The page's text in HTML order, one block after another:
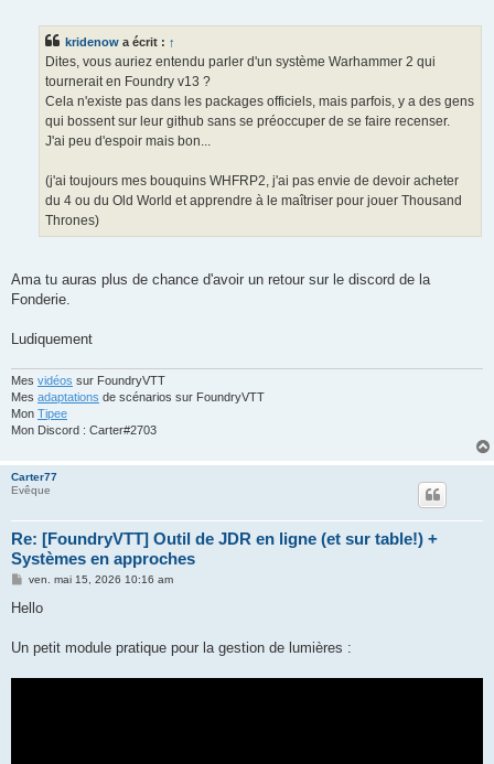
kridenow a écrit : ↑
Dites, vous auriez entendu parler d'un système Warhammer 2 qui
tournerait en Foundry v13 ?
Cela n'existe pas dans les packages officiels, mais parfois, y a des gens
qui bossent sur leur github sans se préoccuper de se faire recenser.
J'ai peu d'espoir mais bon...
(j'ai toujours mes bouquins WHFRP2, j'ai pas envie de devoir acheter
du 4 ou du Old World et apprendre à le maîtriser pour jouer Thousand
Thrones)
Ama tu auras plus de chance d'avoir un retour sur le discord de la
Fonderie.
Ludiquement
Mes vidéos sur FoundryVTT
Mes adaptations de scénarios sur FoundryVTT
Mon Tipee
Mon Discord : Carter#2703
Carter77
Evêque
Re: [FoundryVTT] Outil de JDR en ligne (et sur table!) +
Systèmes en approches
M
s
g
ven. mai 15, 2026 10:16 am
Hello
Un petit module pratique pour la gestion de lumières :